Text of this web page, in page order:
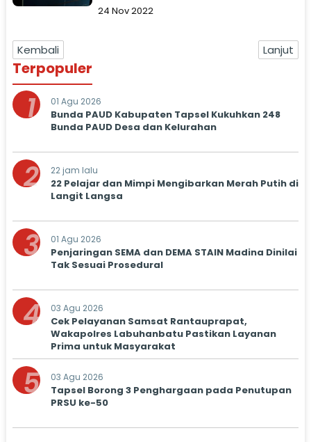
Diuji Publik
24 Nov 2022
Kembali Lanjut
Terpopuler
1 01 Agu 2026
Bunda PAUD Kabupaten Tapsel Kukuhkan 248
Bunda PAUD Desa dan Kelurahan
2 22 jam lalu
22 Pelajar dan Mimpi Mengibarkan Merah Putih di
Langit Langsa
3 01 Agu 2026
Penjaringan SEMA dan DEMA STAIN Madina Dinilai
Tak Sesuai Prosedural
4 03 Agu 2026
Cek Pelayanan Samsat Rantauprapat,
Wakapolres Labuhanbatu Pastikan Layanan
Prima untuk Masyarakat
5 03 Agu 2026
Tapsel Borong 3 Penghargaan pada Penutupan
PRSU ke-50